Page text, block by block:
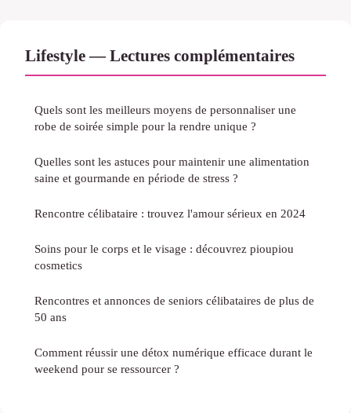
Lifestyle — Lectures complémentaires
Quels sont les meilleurs moyens de personnaliser une
robe de soirée simple pour la rendre unique ?
Quelles sont les astuces pour maintenir une alimentation
saine et gourmande en période de stress ?
Rencontre célibataire : trouvez l'amour sérieux en 2024
Soins pour le corps et le visage : découvrez pioupiou
cosmetics
Rencontres et annonces de seniors célibataires de plus de
50 ans
Comment réussir une détox numérique efficace durant le
weekend pour se ressourcer ?